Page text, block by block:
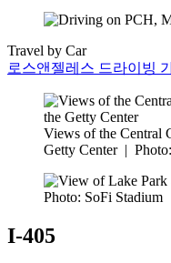
Travel by Car
로스앤젤레스 드라이빙
Views of the Central
Getty Center |
Photo: SoFi Stadium
I-405